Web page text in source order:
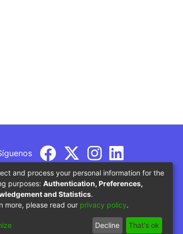
del Ministerio de Educación
and process your personal information for the
purposes: Authentication, Preferences,
and Statistics.
more, please read our privacy policy.
Decline That's ok